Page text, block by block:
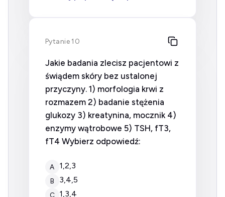
Pytanie 10
Jakie badania zlecisz pacjentowi z
świądem skóry bez ustalonej
przyczyny. 1) morfologia krwi z
rozmazem 2) badanie stężenia
glukozy 3) kreatynina, mocznik 4)
enzymy wątrobowe 5) TSH, fT3,
fT4 Wybierz odpowiedź:
A 1,2,3
B 3,4,5
C 1,3,4